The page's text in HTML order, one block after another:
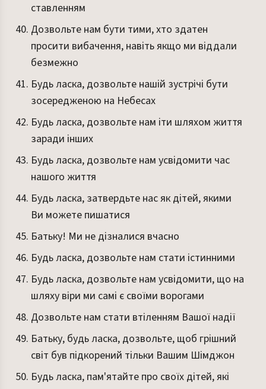
ставленням
Дозвольте нам бути тими, хто здатен
просити вибачення, навіть якщо ми віддали
безмежно
Будь ласка, дозвольте нашій зустрічі бути
зосередженою на Небесах
Будь ласка, дозвольте нам іти шляхом життя
заради інших
Будь ласка, дозвольте нам усвідомити час
нашого життя
Будь ласка, затвердьте нас як дітей, якими
Ви можете пишатися
Батьку! Ми не дізналися вчасно
Будь ласка, дозвольте нам стати істинними
Будь ласка, дозвольте нам усвідомити, що на
шляху віри ми самі є своїми ворогами
Дозвольте нам стати втіленням Вашої надії
Батьку, будь ласка, дозвольте, щоб грішний
світ був підкорений тільки Вашим Шімджон
Будь ласка, пам'ятайте про своїх дітей, які